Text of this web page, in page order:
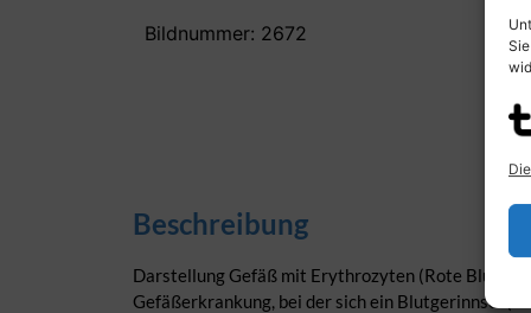
Bildnummer: 2672
Beschreibung
Darstellung Gefäß mit Erythrozyten (Rote
Gefäßerkrankung, bei der sich ein Blutgerinnsel